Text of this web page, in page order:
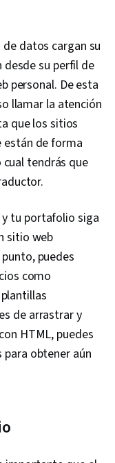
datos cargan su
desde su perfil de
personal. De esta
llamar la atención
que los sitios
de forma
tendrás que
y tu portafolio siga
sitio web
puedes
como
de arrastrar y
HTML, puedes
obtener aún